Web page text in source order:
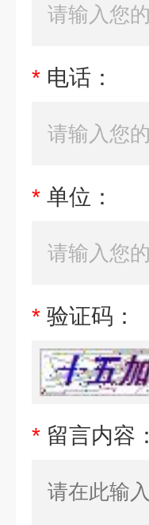
* 电话：
* 单位：
* 验证码：
* 留言内容：